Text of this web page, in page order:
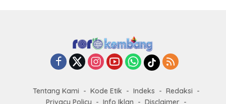
Tentang Kami Kode Etik Indeks
Redaksi